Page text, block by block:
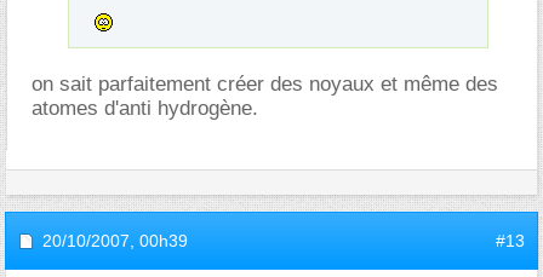
on sait parfaitement créer des noyaux et même des
atomes d'anti hydrogène.
20/10/2007, 00h39 #13